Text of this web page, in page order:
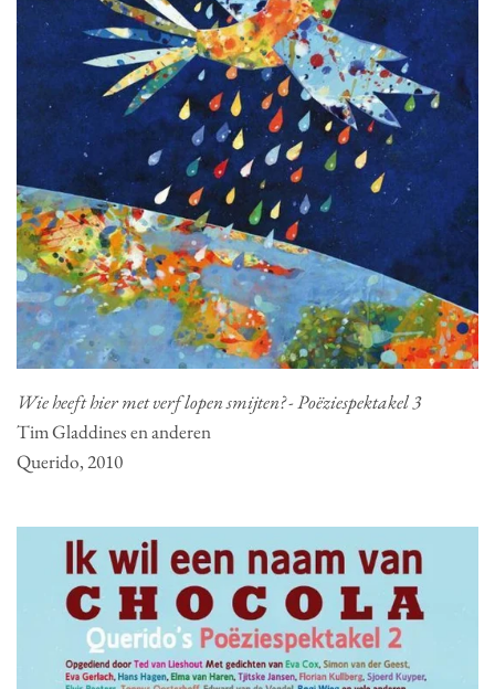
Wie heeft hier met verf lopen smijten? - Poëziespektakel 3
Tim Gladdines en anderen
Querido, 2010